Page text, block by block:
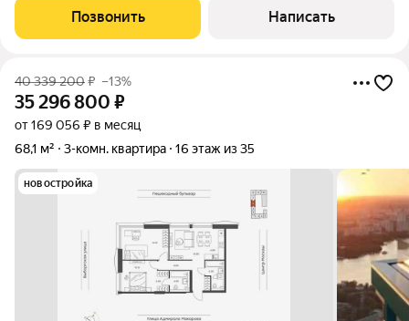
8,8 м. Кухня 5,7 м. Совмещённый санузел. Застекленный
балкон. Ремонт
Позвонить Написать
40 339 200₽ –13%
35 296 800 ₽
от 169 056 ₽ в месяц
68,1 м²
3-комн. квартира 16 этаж из 35
новостройка